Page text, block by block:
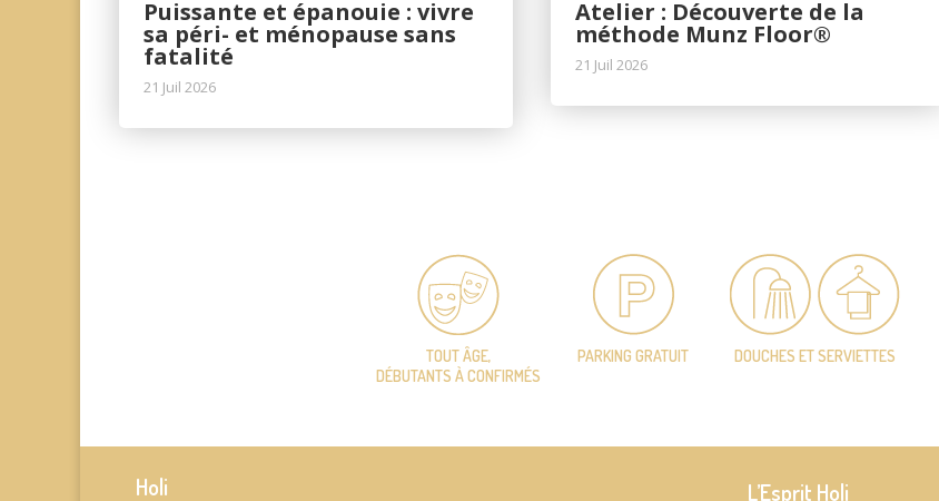
Puissante et épanouie : vivre
sa péri- et ménopause sans
fatalité
21 Juil 2026
Atelier : Découverte de la
méthode Munz Floor®
21 Juil 2026
TOUT ÂGE,
DÉBUTANTS À CONFIRMÉS
PARKING GRATUIT DOUCHES ET SERVIETTES
Holi
L’Esprit Holi